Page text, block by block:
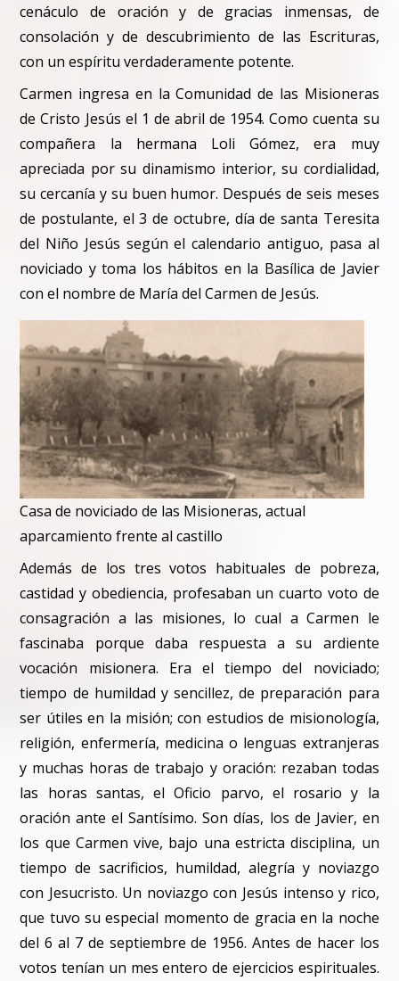
cenáculo de oración y de gracias inmensas, de
consolación y de descubrimiento de las Escrituras,
con un espíritu verdaderamente potente.
Carmen ingresa en la Comunidad de las Misioneras
de Cristo Jesús el 1 de abril de 1954. Como cuenta su
compañera la hermana Loli Gómez, era muy
apreciada por su dinamismo interior, su cordialidad,
su cercanía y su buen humor. Después de seis meses
de postulante, el 3 de octubre, día de santa Teresita
del Niño Jesús según el calendario antiguo, pasa al
noviciado y toma los hábitos en la Basílica de Javier
con el nombre de María del Carmen de Jesús.
Casa de noviciado de las Misioneras, actual
aparcamiento frente al castillo
Además de los tres votos habituales de pobreza,
castidad y obediencia, profesaban un cuarto voto de
consagración a las misiones, lo cual a Carmen le
fascinaba porque daba respuesta a su ardiente
vocación misionera. Era el tiempo del noviciado;
tiempo de humildad y sencillez, de preparación para
ser útiles en la misión; con estudios de misionología,
religión, enfermería, medicina o lenguas extranjeras
y muchas horas de trabajo y oración: rezaban todas
las horas santas, el Oficio parvo, el rosario y la
oración ante el Santísimo. Son días, los de Javier, en
los que Carmen vive, bajo una estricta disciplina, un
tiempo de sacrificios, humildad, alegría y noviazgo
con Jesucristo. Un noviazgo con Jesús intenso y rico,
que tuvo su especial momento de gracia en la noche
del 6 al 7 de septiembre de 1956. Antes de hacer los
votos tenían un mes entero de ejercicios espirituales.